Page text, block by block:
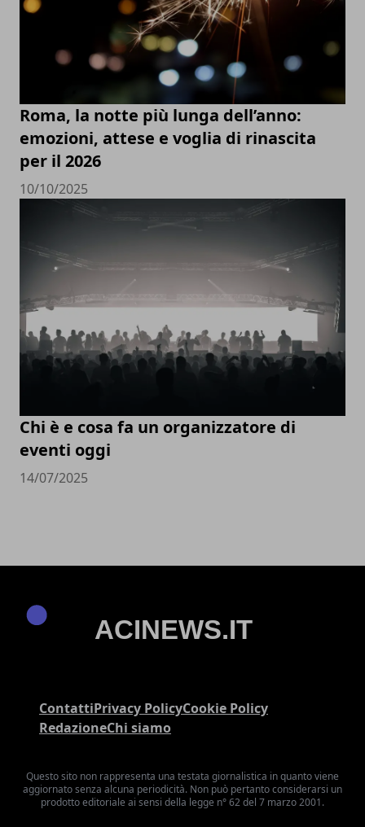
Roma, la notte più lunga dell’anno:
emozioni, attese e voglia di rinascita
per il 2026
10/10/2025
Chi è e cosa fa un organizzatore di
eventi oggi
14/07/2025
ContattiPrivacy PolicyCookie Policy
RedazioneChi siamo
Questo sito non rappresenta una testata giornalistica in quanto viene
aggiornato senza alcuna periodicità. Non può pertanto considerarsi un
prodotto editoriale ai sensi della legge n° 62 del 7 marzo 2001.